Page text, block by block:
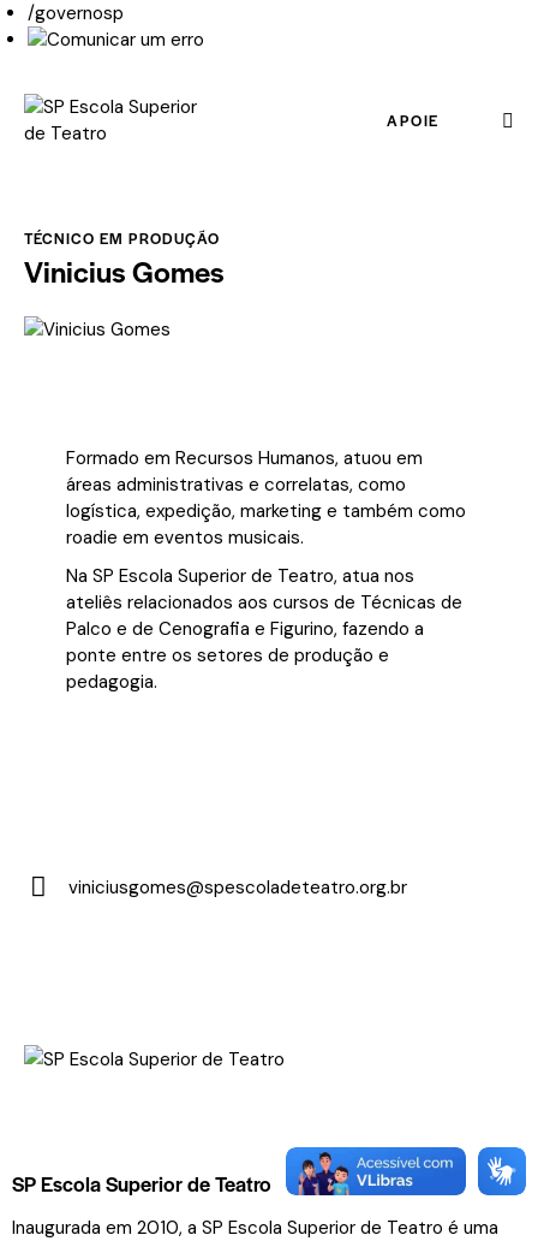
/governosp
APOIE
TÉCNICO EM PRODUÇÃO
Vinicius Gomes
Formado em Recursos Humanos, atuou em
áreas administrativas e correlatas, como
logística, expedição, marketing e também como
roadie em eventos musicais.
Na SP Escola Superior de Teatro, atua nos
ateliês relacionados aos cursos de Técnicas de
Palco e de Cenografia e Figurino, fazendo a
ponte entre os setores de produção e
pedagogia.
viniciusgomes@spescoladeteatro.org.br
SP Escola Superior de Teatro
Inaugurada em 2010, a SP Escola Superior de Teatro é uma